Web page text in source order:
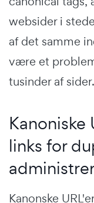
websider i
af det samme
være et
tusinder af sider.
Kanoniske
links for
Kanonske